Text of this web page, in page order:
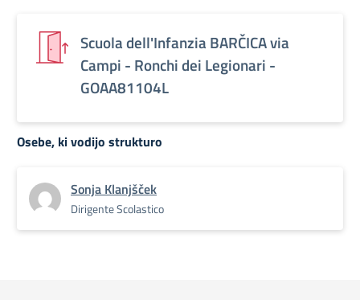
Scuola dell'Infanzia BARČICA via
Campi - Ronchi dei Legionari -
GOAA81104L
Osebe, ki vodijo strukturo
Sonja Klanjšček
Dirigente Scolastico